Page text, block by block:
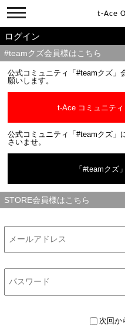
toggle
navigation
t-Ace
ログイン
#teamクズ会員様はこちら
公式コミュニティ「#teamクズ」
願いします。
t-Ace コミュニテ
公式コミュニティ「#teamクズ」
さいませ。
「#teamクズ
STORE会員様はこちら
次回か